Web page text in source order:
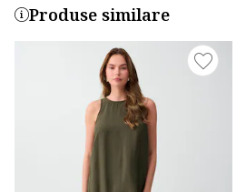
Produse similare